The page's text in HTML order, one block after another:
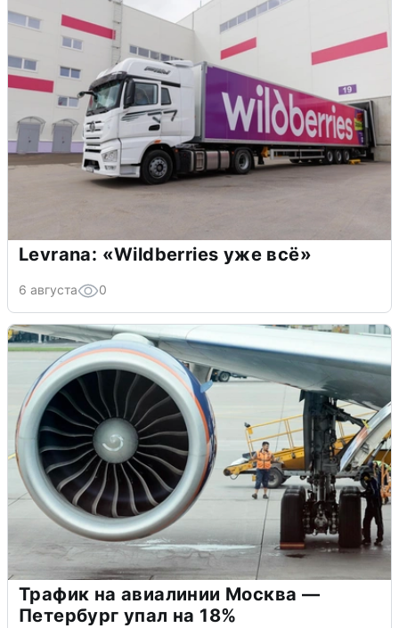
Levrana: «Wildberries уже всё»
6 августа 0
Трафик на авиалинии Москва —
Петербург упал на 18%